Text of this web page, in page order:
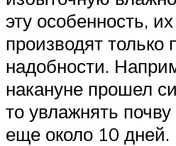
эту особенность,
производят только
надобности.
накануне прошел
то увлажнять
еще около 10 дней.